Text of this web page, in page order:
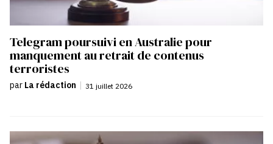
Telegram poursuivi en Australie pour
manquement au retrait de contenus
terroristes
par La rédaction | 31 juillet 2026